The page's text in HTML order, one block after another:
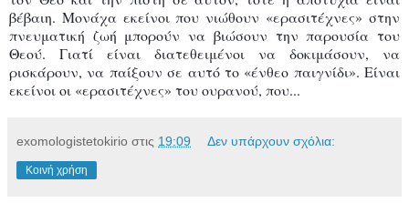
βέβαιη. Μονάχα εκείνοι που νιώθουν «ερασιτέχνες» στην
πνευματική ζωή μπορούν να βιώσουν την παρουσία του
Θεού. Γιατί είναι διατεθειμένοι να δοκιμάσουν, να
ρισκάρουν, να παίξουν σε αυτό το «ένθεο παιγνίδι». Είναι
εκείνοι οι «ερασιτέχνες» του ουρανού, που...
exomologistetokirio στις 19:09 Δεν υπάρχουν σχόλια:
Κοινή χρήση